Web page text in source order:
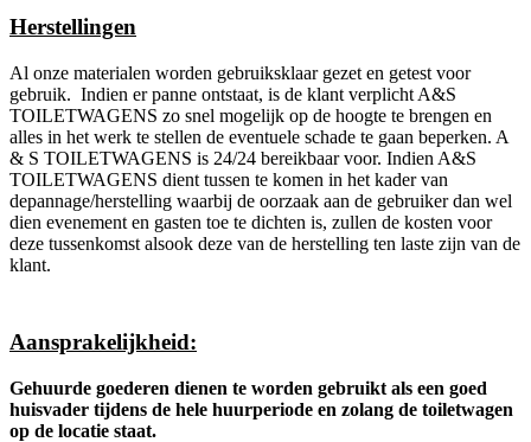
Herstellingen
Al onze materialen worden gebruiksklaar gezet en getest voor
gebruik. Indien er panne ontstaat, is de klant verplicht A&S
TOILETWAGENS zo snel mogelijk op de hoogte te brengen en
alles in het werk te stellen de eventuele schade te gaan beperken. A
& S TOILETWAGENS is 24/24 bereikbaar voor. Indien A&S
TOILETWAGENS dient tussen te komen in het kader van
depannage/herstelling waarbij de oorzaak aan de gebruiker dan wel
dien evenement en gasten toe te dichten is, zullen de kosten voor
deze tussenkomst alsook deze van de herstelling ten laste zijn van de
klant.
Aansprakelijkheid:
Gehuurde goederen dienen te worden gebruikt als een goed
huisvader tijdens de hele huurperiode en zolang de toiletwagen
op de locatie staat.